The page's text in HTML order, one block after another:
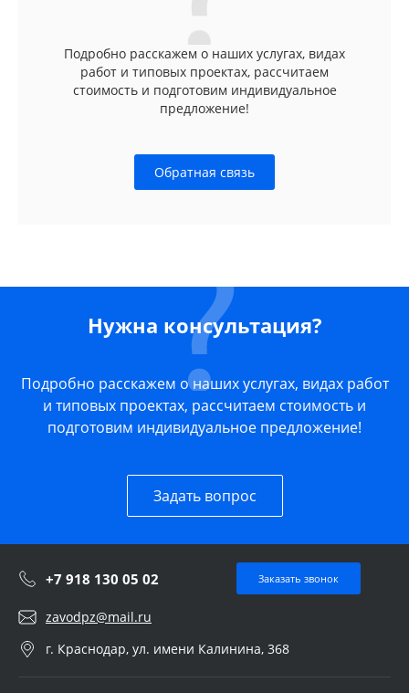
Подробно расскажем о наших услугах, видах
работ и типовых проектах, рассчитаем
стоимость и подготовим индивидуальное
предложение!
Обратная связь
Нужна консультация?
Подробно расскажем о наших услугах, видах работ
и типовых проектах, рассчитаем стоимость и
подготовим индивидуальное предложение!
Задать вопрос
+7 918 130 05 02 Заказать звонок
zavodpz@mail.ru
г. Краснодар, ул. имени Калинина, 368